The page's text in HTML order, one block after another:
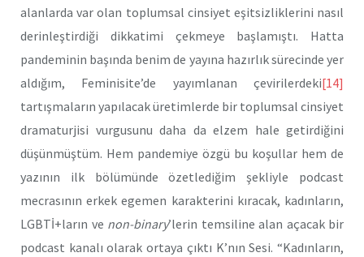
alanlarda var olan toplumsal cinsiyet eşitsizliklerini nasıl
derinleştirdiği dikkatimi çekmeye başlamıştı. Hatta
pandeminin başında benim de yayına hazırlık sürecinde yer
aldığım, Feminisite’de yayımlanan çevirilerdeki[14]
tartışmaların yapılacak üretimlerde bir toplumsal cinsiyet
dramaturjisi vurgusunu daha da elzem hale getirdiğini
düşünmüştüm. Hem pandemiye özgü bu koşullar hem de
yazının ilk bölümünde özetlediğim şekliyle podcast
mecrasının erkek egemen karakterini kıracak, kadınların,
LGBTİ+ların ve non-binary’lerin temsiline alan açacak bir
podcast kanalı olarak ortaya çıktı K’nın Sesi. “Kadınların,